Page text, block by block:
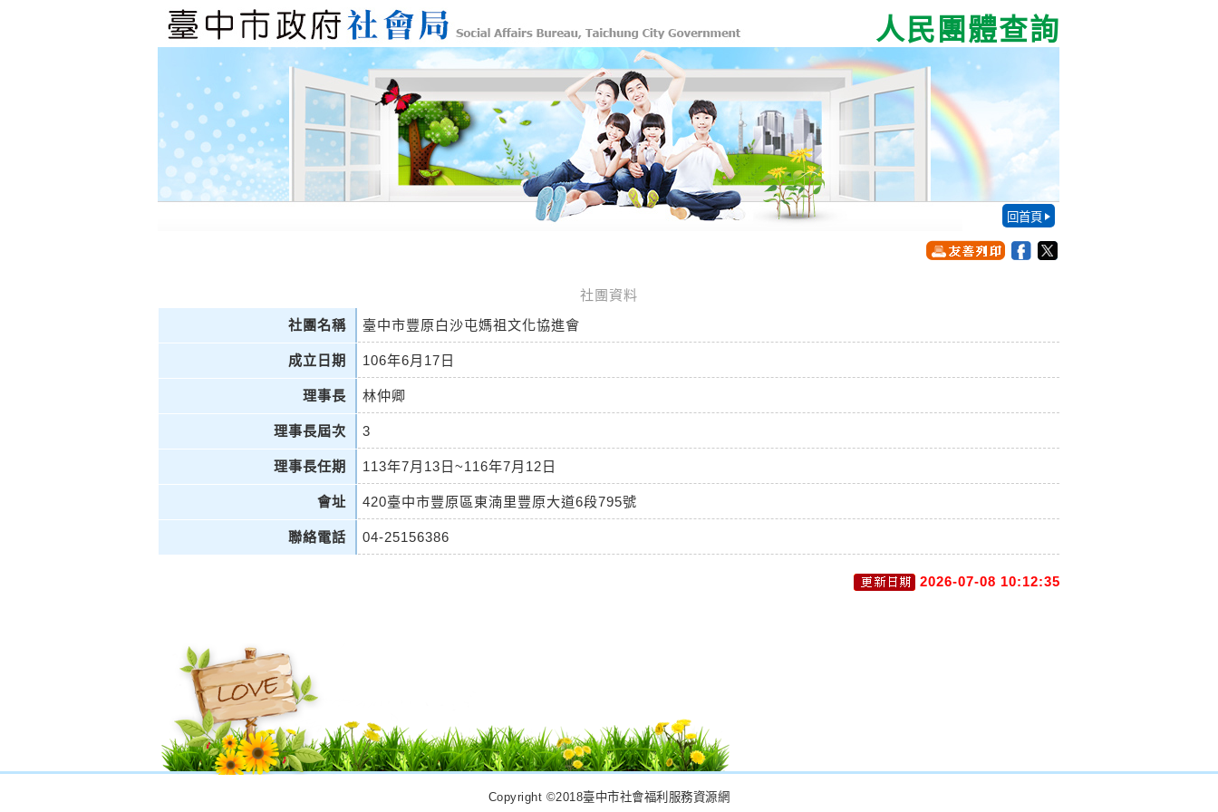
人民團體查詢
回首頁
社團資料
社團名稱
臺中市豐原白沙屯媽祖文化協進會
成立日期 106年6月17日
理事長 林仲卿
理事長屆次 3
理事長任期 113年7月13日~116年7月12日
會址 420臺中市豐原區東湳里豐原大道6段795號
聯絡電話 04-25156386
2026-07-08 10:12:35
Copyright ©2018臺中市社會福利服務資源網